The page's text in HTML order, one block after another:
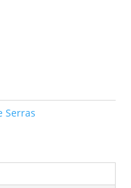
Serras